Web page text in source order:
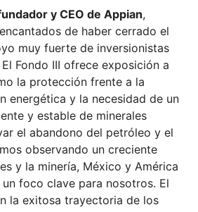
y CEO de Appian,
de haber cerrado el
muy fuerte de inversionistas
Fondo III ofrece exposición a
la protección frente a la
energética y la necesidad de un
y estable de minerales
el abandono del petróleo y el
observando un creciente
y la minería, México y América
foco clave para nosotros. El
la exitosa trayectoria de los